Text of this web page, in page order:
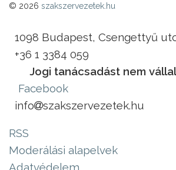
© 2026 szakszervezetek.hu
1098 Budapest, Csengettyű
+36 1 3384 059
Jogi tanácsadást nem
Facebook
info
szakszervezetek.hu
RSS
Moderálási alapelvek
Adatvédelem